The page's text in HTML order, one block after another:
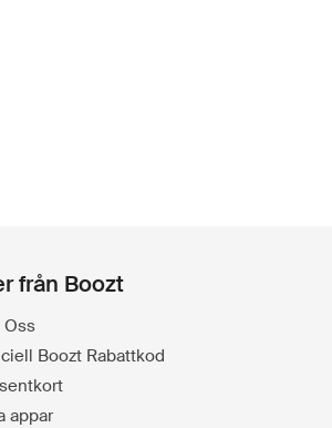
från Boozt
Oss
Boozt Rabattkod
appar